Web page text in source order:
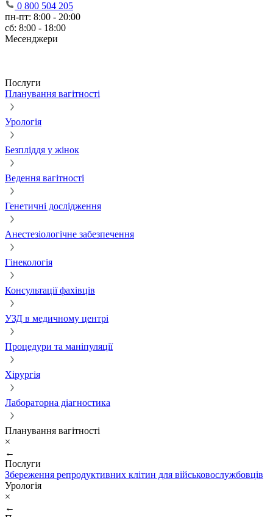
0 800 504 205
пн-пт: 8:00 - 20:00
сб: 8:00 - 18:00
Месенджери
Послуги
Планування вагітності
Урологія
Безпліддя у жінок
Ведення вагітності
Генетичні дослідження
Анестезіологічне забезпечення
Гінекологія
Консультації фахівців
УЗД в медичному центрі
Процедури та маніпуляції
Хірургія
Лабораторна діагностика
Планування вагітності
×
←
Послуги
Збереження репродуктивних клітин для військовослужбовців
Урологія
×
←